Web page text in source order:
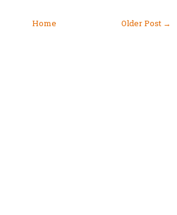
Older Post →
Home